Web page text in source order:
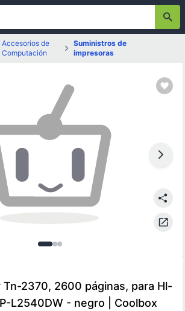
Accesorios de
Computación
Suministros de
impresoras
ImagenImagen
Imagen
2370, 2600 páginas, para Hl-
L2540DW - negro | Coolbox